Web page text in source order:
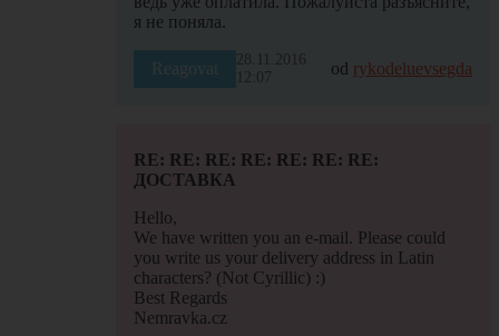
я не поняла.
Reagovat
28.11.2016
12:07
od rykodeluevsegda
RE: RE: RE: RE: RE: RE: RE:
ДОСТАВКА
Hello,
We have written you an e-mail. Please could
you write us your delivery address in Latin
characters? (Not Cyrillic) :)
Best Regards
Nemravka.cz